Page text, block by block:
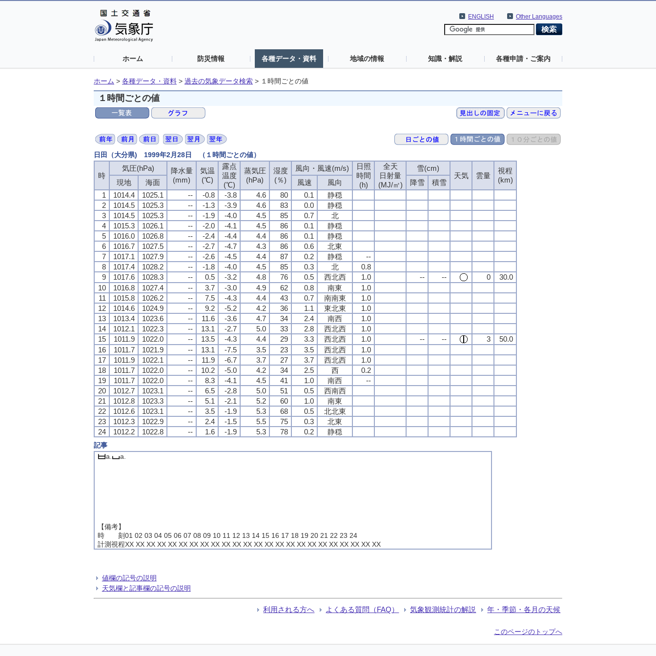
Other Languages
ENGLISH
ホーム 防災情報 各種データ・資料 地域の情報 知識・解説 各種申請・ご案内
ホーム > 各種データ・資料 > 過去の気象データ検索 > １時間ごとの値
１時間ごとの値
日田（大分県) 1999年2月28日 （１時間ごとの値）
時
気圧(hPa)
降水量
(mm)
気温
(℃)
露点
温度
(℃)
蒸気圧
(hPa)
湿度
(％)
風向・風速(m/s)
日照
時間
(h)
全天
日射量
(MJ/㎡)
雪(cm)
天気
雲量
視程
(km)
現地 海面 風速 風向 降雪
積雪
1
1014.4 1025.1 -- -0.8 -3.8 4.6 80 0.1
静穏
2
1014.5 1025.3 -- -1.3 -3.9 4.6 83 0.0
静穏
3
1014.5 1025.3 -- -1.9 -4.0 4.5 85 0.7
北
4
1015.3 1026.1 -- -2.0 -4.1 4.5 86 0.1
静穏
5
1016.0 1026.8 -- -2.4 -4.4 4.4 86 0.1
静穏
6
1016.7 1027.5 -- -2.7 -4.7 4.3 86 0.6
北東
7
1017.1 1027.9 -- -2.6 -4.5 4.4 87 0.2 静穏
--
8
1017.4 1028.2 -- -1.8 -4.0 4.5 85 0.3 北
0.8
9
1017.6 1028.3 -- 0.5 -3.2 4.8 76 0.5 西北西 1.0 -- -- 0
30.0
10
1016.8 1027.4 -- 3.7 -3.0 4.9 62 0.8 南東
1.0
11
1015.8 1026.2 -- 7.5 -4.3 4.4 43 0.7 南南東
1.0
12
1014.6 1024.9 -- 9.2 -5.2 4.2 36 1.1 東北東
1.0
13
1013.4 1023.6 -- 11.6 -3.6 4.7 34 2.4 南西
1.0
14
1012.1 1022.3 -- 13.1 -2.7 5.0 33 2.8 西北西
1.0
15
1011.9 1022.0 -- 13.5 -4.3 4.4 29 3.3 西北西 1.0 -- -- 3
50.0
16
1011.7 1021.9 -- 13.1 -7.5 3.5 23 3.5 西北西
1.0
17
1011.9 1022.1 -- 11.9 -6.7 3.7 27 3.7 西北西
1.0
18
1011.7 1022.0 -- 10.2 -5.0 4.2 34 2.5 西
0.2
19
1011.7 1022.0 -- 8.3 -4.1 4.5 41 1.0 南西
--
20
1012.7 1023.1 -- 6.5 -2.8 5.0 51 0.5
西南西
21
1012.8 1023.3 -- 5.1 -2.1 5.2 60 1.0
南東
22
1012.6 1023.1 -- 3.5 -1.9 5.3 68 0.5
北北東
23
1012.3 1022.9 -- 2.4 -1.5 5.5 75 0.3
北東
24
1012.2 1022.8 -- 1.6 -1.9 5.3 78 0.2 静穏
記事
a.
a.
【備考】
時 刻01 02 03 04 05 06 07 08 09 10 11 12 13 14 15 16 17 18 19 20 21 22 23 24
計測視程XX XX XX XX XX XX XX XX XX XX XX XX XX XX XX XX XX XX XX XX XX XX XX XX
値欄の記号の説明
天気欄と記事欄の記号の説明
利用される方へ よくある質問（FAQ） 気象観測統計の解説 年・季節・各月の天候
このページのトップへ